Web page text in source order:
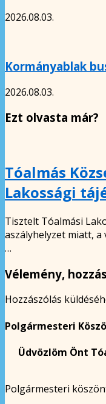
2026.08.03.
Kormányablak
2026.08.03.
Ezt olvasta már?
Tóalmás
Lakossági
Tisztelt Tóalmási
aszályhelyzet miatt, a
…
Vélemény,
Hozzászólás
Polgármesteri
Üdvözlöm Önt
Polgármesteri